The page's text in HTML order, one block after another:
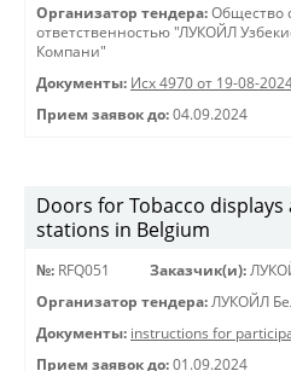
Организатор тендера: Общество
ответственностью "ЛУКОЙЛ
Компани"
Документы: Исх 4970 от 19-08-
Прием заявок до: 04.09.2024
Doors for Tobacco
stations in Belgium
№: RFQ051 Заказчик(и):
Организатор тендера: ЛУКОЙЛ
Документы: instructions for
Прием заявок до: 01.09.2024